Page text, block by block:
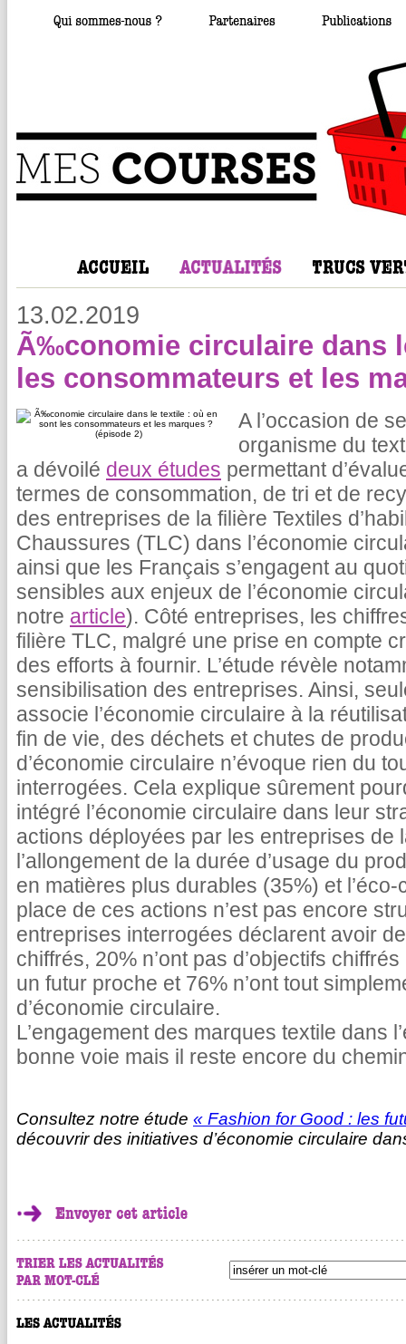
13.02.2019
Ã‰conomie circulaire dans
les consommateurs et les
A l’occasion de
organisme du
a dévoilé deux études permettant
termes de consommation, de tri et de
des entreprises de la filière Textiles
Chaussures (TLC) dans l’économie
ainsi que les Français s’engagent au
sensibles aux enjeux de l’économie
notre article). Côté entreprises, les
filière TLC, malgré une prise en compte
des efforts à fournir. L’étude révèle
sensibilisation des entreprises. Ainsi,
associe l’économie circulaire à la
fin de vie, des déchets et chutes de
d’économie circulaire n’évoque rien du
interrogées. Cela explique sûrement
intégré l’économie circulaire dans leur
actions déployées par les entreprises de
l’allongement de la durée d’usage du
en matières plus durables (35%) et
place de ces actions n’est pas encore
entreprises interrogées déclarent avoir
chiffrés, 20% n’ont pas d’objectifs
un futur proche et 76% n’ont tout
d’économie circulaire.
L’engagement des marques textile dans
bonne voie mais il reste encore du
Consultez notre étude « Fashion for Good : les
découvrir des initiatives d’économie circulaire